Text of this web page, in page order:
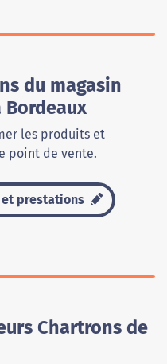
du magasin
Bordeaux
les produits et
point de vente.
prestations
Chartrons de